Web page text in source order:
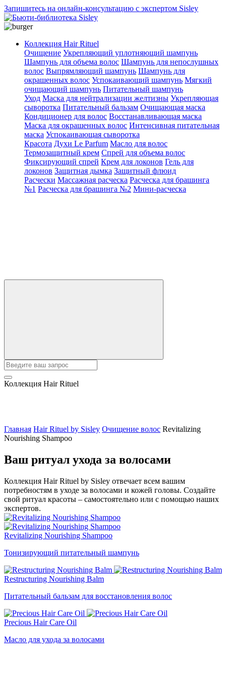
Запишитесь на онлайн-консультацию с экспертом Sisley
Коллекция Hair Rituel
Очищение Укрепляющий уплотняющий шампунь
Шампунь для объема волос Шампунь для непослушных
волос Выпрямляющий шампунь Шампунь для
окрашенных волос Успокаивающий шампунь Мягкий
очищающий шампунь Питательный шампунь
Уход Маска для нейтрализации желтизны Укрепляющая
сыворотка Питательный бальзам Очищающая маска
Кондиционер для волос Восстанавливающая маска
Маска для окрашенных волос Интенсивная питательная
маска Успокаивающая сыворотка
Красота Духи Le Parfum Масло для волос
Термозащитный крем Спрей для объема волос
Фиксирующий спрей Крем для локонов Гель для
локонов Защитная дымка Защитный флюид
Расчески Массажная расческа Расческа для брашинга
№1 Расческа для брашинга №2 Мини-расческа
Коллекция Hair Rituel
Главная Hair Rituel by Sisley Очищение волос Revitalizing
Nourishing Shampoo
Ваш ритуал ухода за волосами
Коллекция Hair Rituel by Sisley отвечает всем вашим
потребностям в уходе за волосами и кожей головы. Создайте
свой ритуал красоты – самостоятельно или с помощью наших
экспертов.
Revitalizing Nourishing Shampoo
Тонизирующий питательный шампунь
Restructuring Nourishing Balm
Питательный бальзам для восстановления волос
Precious Hair Care Oil
Масло для ухода за волосами